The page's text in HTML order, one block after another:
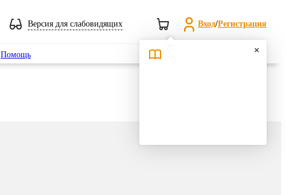
Версия для слабовидящих Вход/Регистрация
Помощь Поиск